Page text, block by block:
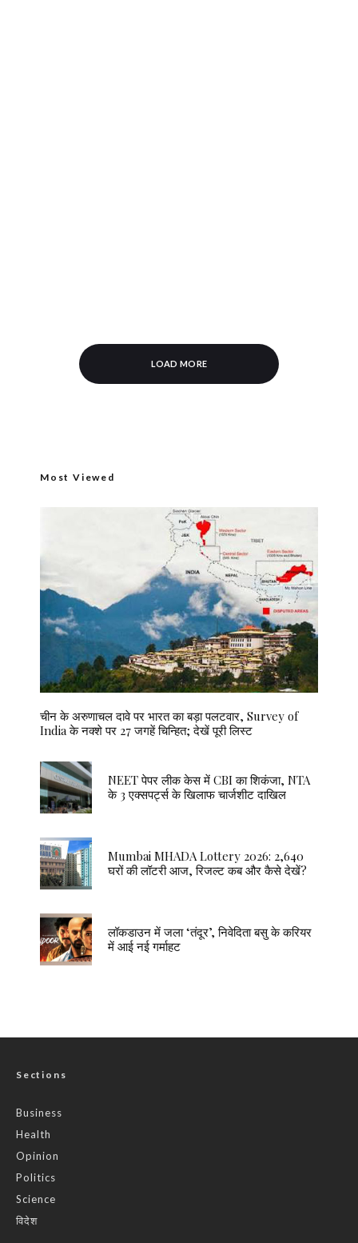
LOAD MORE
Most Viewed
चीन के अरुणाचल दावे पर भारत का बड़ा पलटवार, Survey of
India के नक्शे पर 27 जगहें चिन्हित; देखें पूरी लिस्ट
NEET पेपर लीक केस में CBI का शिकंजा, NTA
के 3 एक्सपर्ट्स के खिलाफ चार्जशीट दाखिल
Mumbai MHADA Lottery 2026: 2,640
घरों की लॉटरी आज, रिजल्ट कब और कैसे देखें?
लॉकडाउन में जला ‘तंदूर’, निवेदिता बसु के करियर
में आई नई गर्माहट
Sections
Business
Health
Opinion
Politics
Science
विदेश